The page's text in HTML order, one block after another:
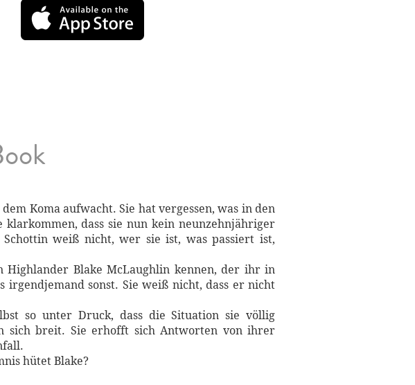
Koma aufwacht. Sie hat vergessen, was in den
dass sie nun kein neunzehnjähriger
weiß nicht, wer sie ist, was passiert ist,
Highlander Blake McLaughlin kennen, der ihr in
sonst. Sie weiß nicht, dass er nicht
so unter Druck, dass die Situation sie völlig
sich breit. Sie erhofft sich Antworten von ihrer
hütet Blake?